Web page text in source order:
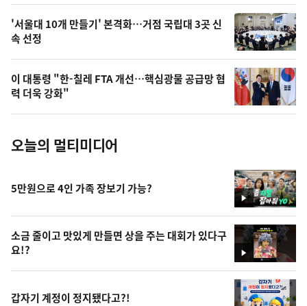
오
늘
의
사
진
'서울대 10개 만들기' 본격화…거점 국립대 3곳 신
속 선정
이 대통령 "한-칠레 FTA 개선…핵심광물 공급망 협
력 더욱 강화"
오늘의 멀티미디어
영
상
5만원으로 4인 가족 장보기 가능?
영
상
소금 줄이고 맛있게 만들면 상을 주는 대회가 있다구
요!?
갑자기 계정이 정지됐다고?!